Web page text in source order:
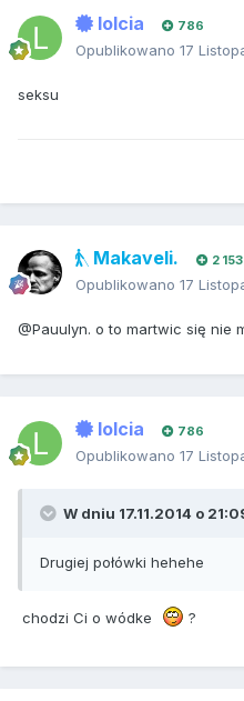
lolcia 786
Opublikowano 17
seksu
Makaveli. 2 153
Opublikowano 17
@Pauulyn. o to martwic się nie
lolcia 786
Opublikowano 17
W dniu 17.11.2014 o
Drugiej połówki hehehe
chodzi Ci o wódke ?